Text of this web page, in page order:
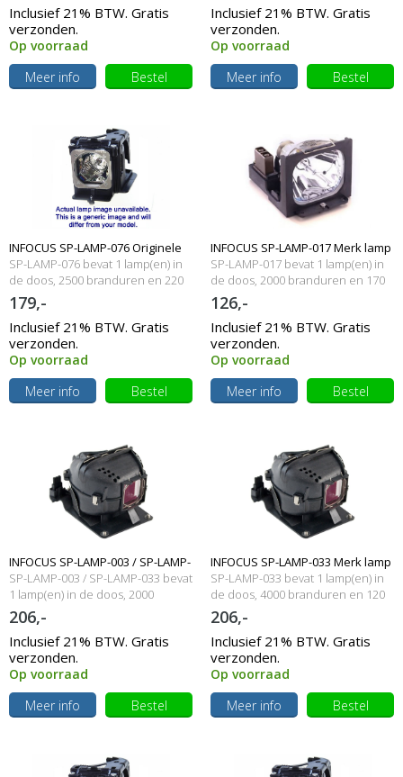
Inclusief 21% BTW. Gratis
verzonden.
Op voorraad
Meer info
Bestel
Inclusief 21% BTW. Gratis
verzonden.
Op voorraad
Meer info
Bestel
INFOCUS SP-LAMP-076 Originele
lamp met behuizing
SP-LAMP-076 bevat 1 lamp(en) in
de doos, 2500 branduren en 220
Watt
179,-
Inclusief 21% BTW. Gratis
verzonden.
Op voorraad
Meer info
Bestel
INFOCUS SP-LAMP-017 Merk lamp
met behuizing
SP-LAMP-017 bevat 1 lamp(en) in
de doos, 2000 branduren en 170
Watt
126,-
Inclusief 21% BTW. Gratis
verzonden.
Op voorraad
Meer info
Bestel
INFOCUS SP-LAMP-003 / SP-LAMP-
033 Merk lamp met behuizing
SP-LAMP-003 / SP-LAMP-033 bevat
1 lamp(en) in de doos, 2000
branduren en 120 Watt
206,-
Inclusief 21% BTW. Gratis
verzonden.
Op voorraad
Meer info
Bestel
INFOCUS SP-LAMP-033 Merk lamp
met behuizing
SP-LAMP-033 bevat 1 lamp(en) in
de doos, 4000 branduren en 120
Watt
206,-
Inclusief 21% BTW. Gratis
verzonden.
Op voorraad
Meer info
Bestel